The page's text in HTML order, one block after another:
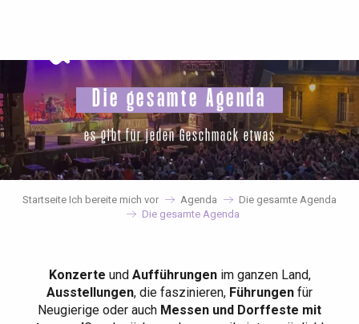
principal
Die gesamte Agenda
es gibt für jeden Geschmack etwas
Startseite Ich bereite mich vor Agenda
Die gesamte Agenda
Die gesamte Agenda
Konzerte und Aufführungenim ganzen Land,
Ausstellungen, die faszinieren, Führungen für
Neugierige oder auch Messen und Dorffeste mit